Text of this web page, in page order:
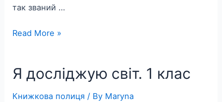
так званий …
Цікава
для
дітей
Read More »
Я досліджую світ. 1 клас
Книжкова полиця / By Maryna